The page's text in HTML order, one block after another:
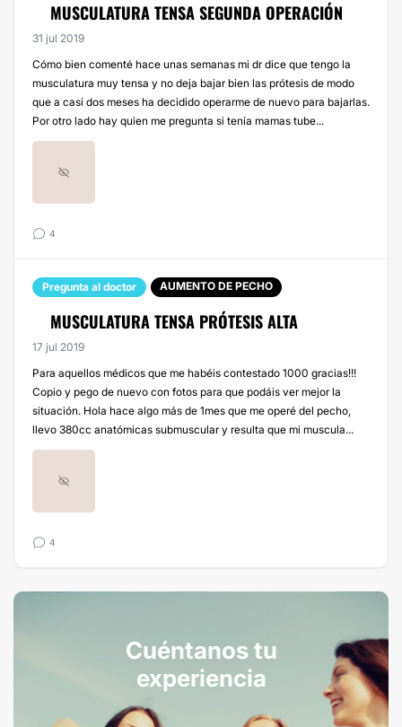
MUSCULATURA TENSA SEGUNDA OPERACIÓN
31 jul 2019
Cómo bien comenté hace unas semanas mi dr dice que tengo la
musculatura muy tensa y no deja bajar bien las prótesis de modo
que a casi dos meses ha decidido operarme de nuevo para bajarlas.
Por otro lado hay quien me pregunta si tenía mamas tube...
4
Pregunta al doctor AUMENTO DE PECHO
MUSCULATURA TENSA PRÓTESIS ALTA
17 jul 2019
Para aquellos médicos que me habéis contestado 1000 gracias!!!
Copio y pego de nuevo con fotos para que podáis ver mejor la
situación. Hola hace algo más de 1mes que me operé del pecho,
llevo 380cc anatómicas submuscular y resulta que mi muscula...
4
Cuéntanos tu
experiencia